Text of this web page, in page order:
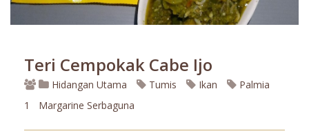
Teri Cempokak Cabe Ijo
1
Hidangan Utama Tumis Ikan
Palmia
Margarine Serbaguna